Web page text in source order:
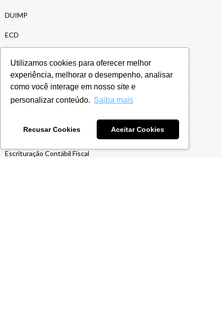
Utilizamos cookies para oferecer melhor
experiência, melhorar o desempenho, analisar
como você interage em nosso site e
personalizar conteúdo. Saiba mais
Recusar Cookies Aceitar Cookies
DUIMP
ECD
EFD-REINF
Entrega ECF
Escrituração Contábil Fiscal